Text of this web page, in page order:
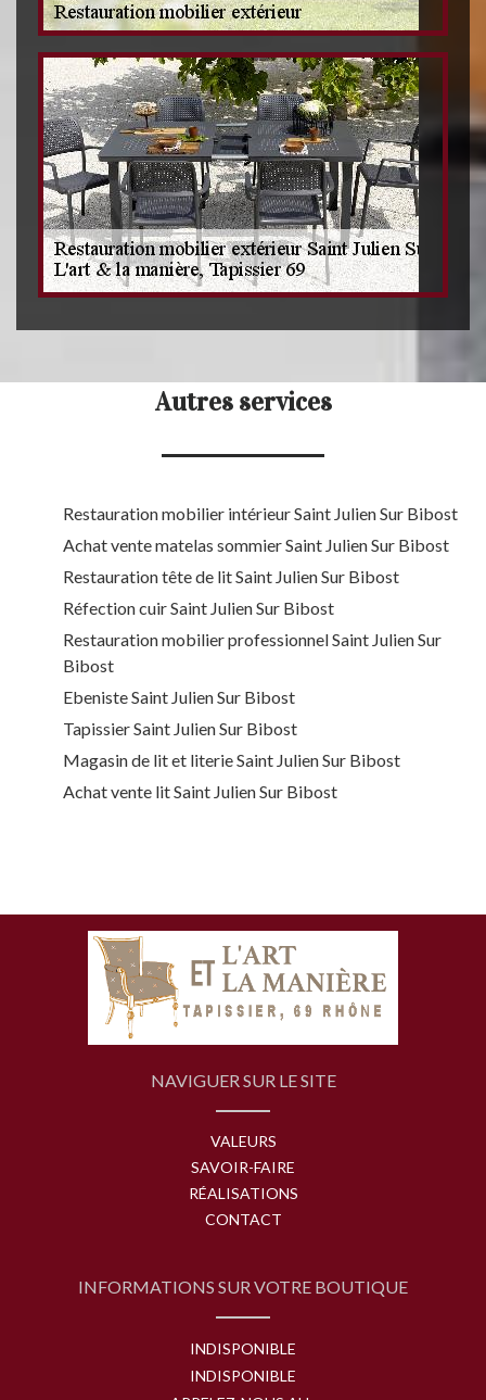
Autres services
Restauration mobilier intérieur Saint Julien Sur Bibost
Achat vente matelas sommier Saint Julien Sur Bibost
Restauration tête de lit Saint Julien Sur Bibost
Réfection cuir Saint Julien Sur Bibost
Restauration mobilier professionnel Saint Julien Sur
Bibost
Ebeniste Saint Julien Sur Bibost
Tapissier Saint Julien Sur Bibost
Magasin de lit et literie Saint Julien Sur Bibost
Achat vente lit Saint Julien Sur Bibost
NAVIGUER SUR LE SITE
VALEURS
SAVOIR-FAIRE
RÉALISATIONS
CONTACT
INFORMATIONS SUR VOTRE BOUTIQUE
INDISPONIBLE
INDISPONIBLE